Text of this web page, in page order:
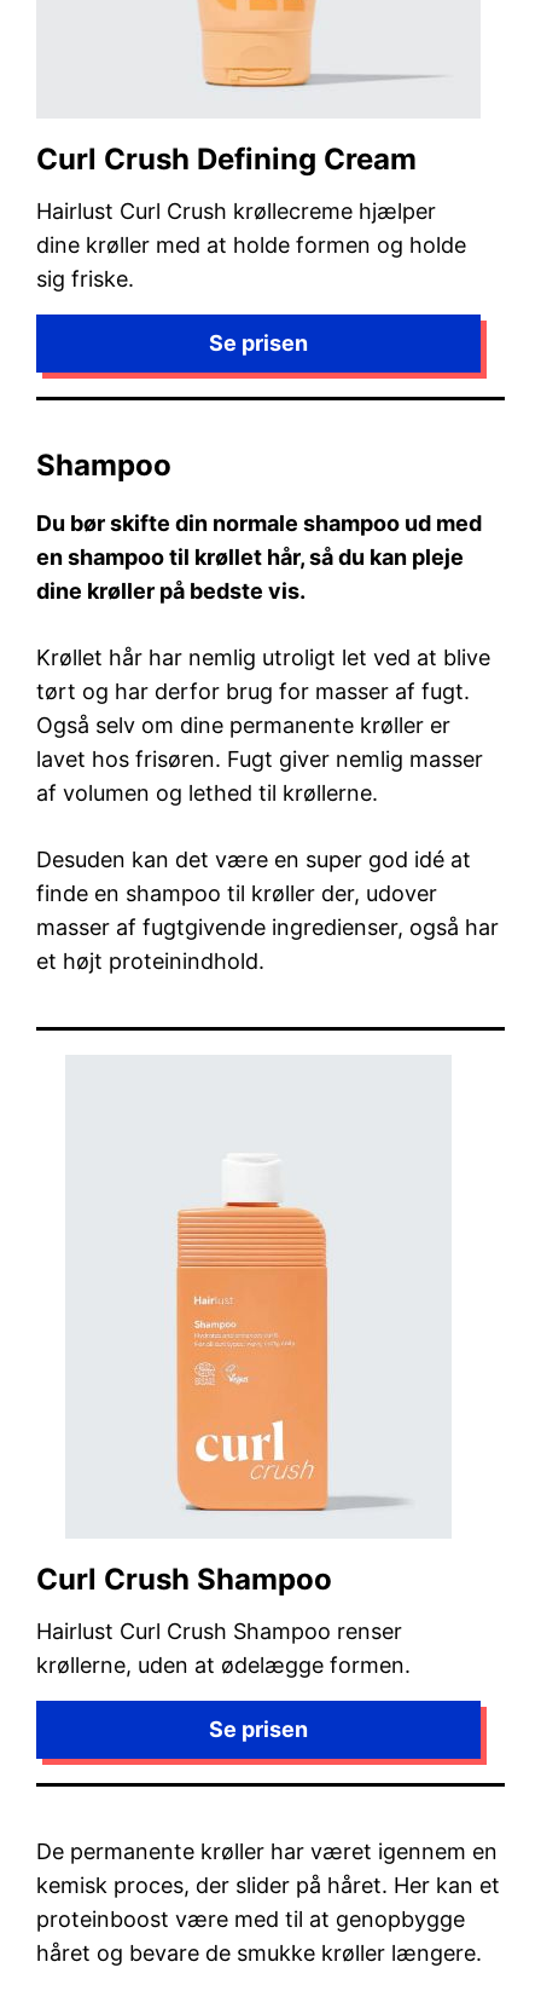
Curl Crush Defining Cream
Hairlust Curl Crush krøllecreme hjælper
dine krøller med at holde formen og holde
sig friske.
Shampoo
Du bør skifte din normale shampoo ud med
en shampoo til krøllet hår, så du kan pleje
dine krøller på bedste vis.
Krøllet hår har nemlig utroligt let ved at blive
tørt og har derfor brug for masser af fugt.
Også selv om dine permanente krøller er
lavet hos frisøren. Fugt giver nemlig masser
af volumen og lethed til krøllerne.
Desuden kan det være en super god idé at
finde en shampoo til krøller der, udover
masser af fugtgivende ingredienser, også har
et højt proteinindhold.
Curl Crush Shampoo
Hairlust Curl Crush Shampoo renser
krøllerne, uden at ødelægge formen.
De permanente krøller har været igennem en
kemisk proces, der slider på håret. Her kan et
proteinboost være med til at genopbygge
håret og bevare de smukke krøller længere.